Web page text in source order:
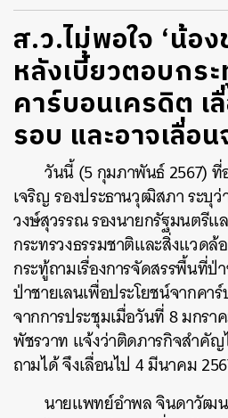
ส.ว.ไม่พอใจ ‘น้อ
หลังเบี้ยวตอบกระ
คาร์บอนเครดิต เ
รอบ และอาจเลื่อ
วันนี้ (5 กุมภาพันธ์ 2567)
เจริญ รองประธานวุฒิสภา ระบุ
วงษ์สุวรรณ รองนายกรัฐมนตรีแ
กระทรวงธรรมชาติและสิ่งแวดล้
กระทู้ถามเรื่องการจัดสรรพื้นที่ป่
ป่าชายเลนเพื่อประโยชน์จากคา
จากการประชุมเมื่อวันที่ 8 มกรา
พัชรวาท แจ้งว่าติดภารกิจสำคั
ถามได้ จึงเลื่อนไป 4 มีนาคม
นายแพทย์อำพล จินดาวัฒ